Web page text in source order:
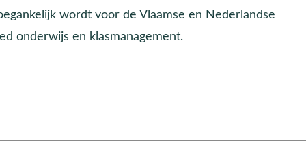
wordt voor de Vlaamse en Nederlandse
onderwijs en klasmanagement.